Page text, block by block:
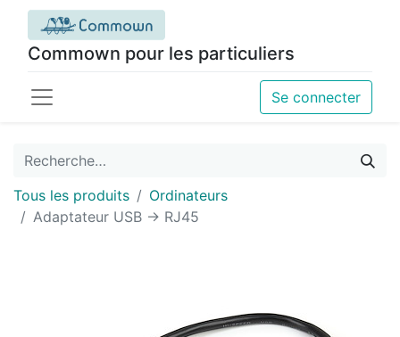
Commown pour les particuliers
Se connecter
Tous les produits
Ordinateurs
Adaptateur USB -> RJ45